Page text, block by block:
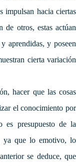
impulsan hacia ciertas
de otros, estas actúan
aprendidas, y poseen
cierta variación
hacer que las cosas
el conocimiento por
es presupuesto de la
ya que lo emotivo, lo
se deduce, que